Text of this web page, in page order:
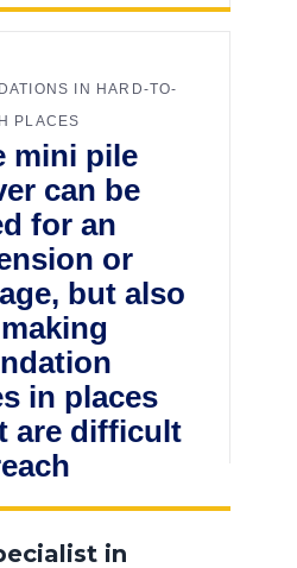
IN HARD-TO-
PLACES
mini pile
can be
for an
or
but also
in places
are difficult
in